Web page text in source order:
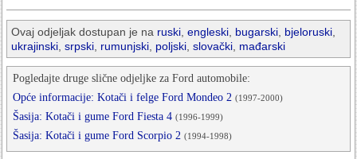
Ovaj odjeljak dostupan je na ruski engleski bugarski bjeloruski
ukrajinski srpski rumunjski poljski slovački mađarski
Pogledajte druge slične odjeljke za Ford automobile:
Opće informacije: Kotači i felge Ford Mondeo 2 (1997-2000)
Šasija: Kotači i gume Ford Fiesta 4 (1996-1999)
Šasija: Kotači i gume Ford Scorpio 2 (1994-1998)